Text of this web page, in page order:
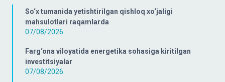
So‘x tumanida yetishtirilgan qishloq xo‘jaligi
mahsulotlari raqamlarda
07/08/2026
Farg‘ona viloyatida energetika sohasiga kiritilgan
investitsiyalar
07/08/2026